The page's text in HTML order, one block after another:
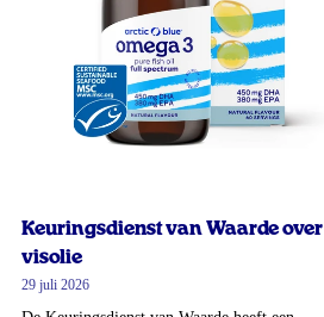
Keuringsdienst van Waarde over
visolie
29 juli 2026